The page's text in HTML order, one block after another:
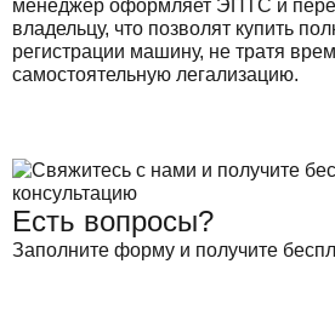
менеджер оформляет ЭПТС и
владельцу, что позволят купить
регистрации машину, не тратя
самостоятельную легализацию.
Есть вопросы?
Заполните форму и получите